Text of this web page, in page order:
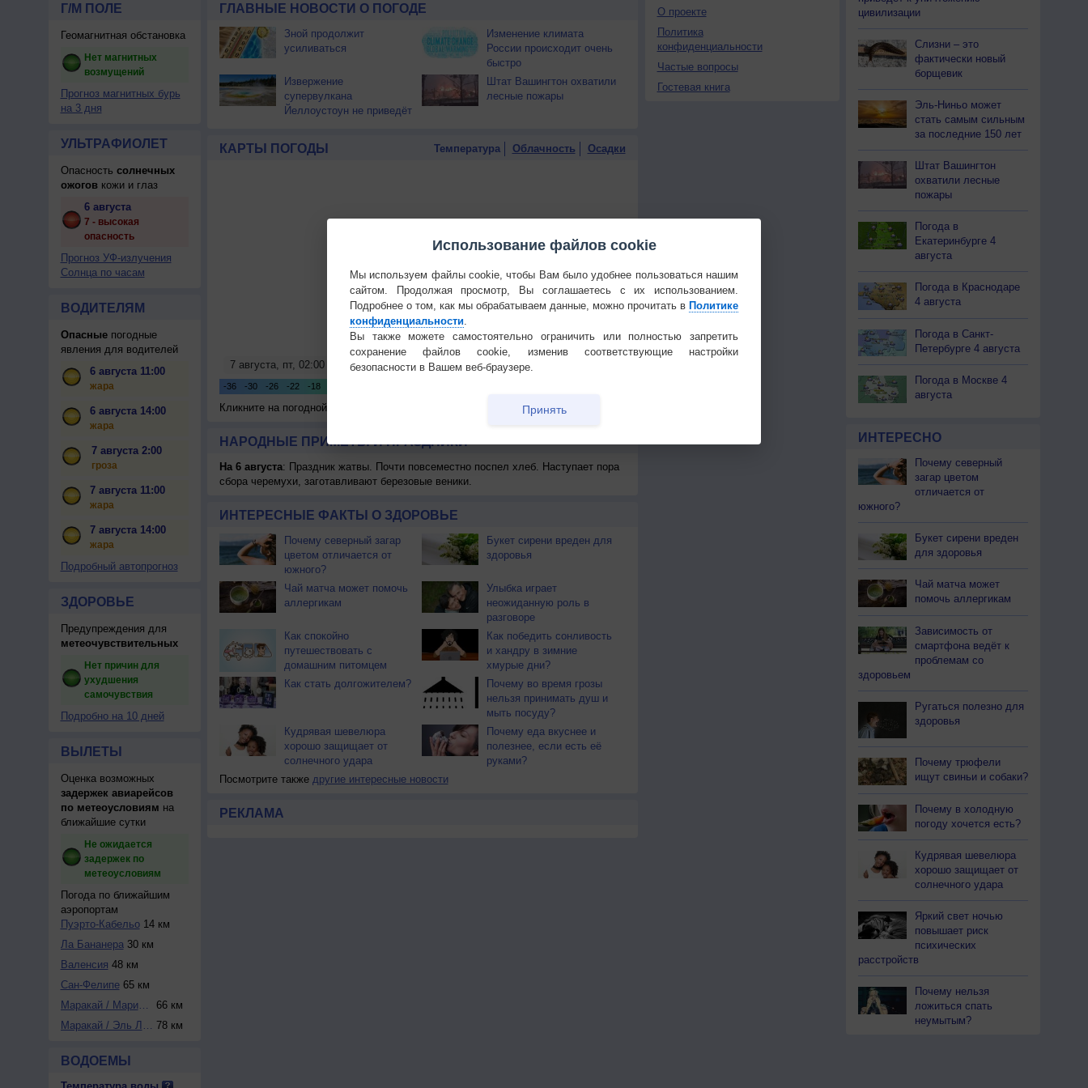
Г/М ПОЛЕ
Геомагнитная обстановка
Нет магнитных
возмущений
Прогноз магнитных бурь
на 3 дня
УЛЬТРАФИОЛЕТ
Опасность солнечных
ожоговкожи и глаз
6 августа
7 - высокая
опасность
Прогноз УФ-излучения
Солнца по часам
ВОДИТЕЛЯМ
Опасныепогодные
явления для водителей
6 августа 11:00
жара
6 августа 14:00
жара
7 августа 2:00
гроза
7 августа 11:00
жара
7 августа 14:00
жара
Подробный автопрогноз
ЗДОРОВЬЕ
Предупреждения для
метеочувствительных
Нет причин для
ухудшения
самочувствия
Подробно на 10 дней
ВЫЛЕТЫ
Оценка возможных
задержек авиарейсов
по метеоусловиям на
ближайшие сутки
Не ожидается
задержек по
метеоусловиям
Погода по ближайшим
аэропортам
Пуэрто-Кабельо14 км
Ла Бананера30 км
Валенсия 48 км
Сан-Фелипе65 км
Маракай / Мариска...
66 км
Маракай / Эль Либ... 78 км
ВОДОЕМЫ
ГЛАВНЫЕ НОВОСТИ О ПОГОДЕ
Зной продолжит
усиливаться
Изменение климата
России происходит очень
быстро
Извержение
супервулкана
Йеллоустоун не приведёт
Штат Вашингтон охватили
лесные пожары
КАРТЫ ПОГОДЫ Температура Облачность Осадки
Кликните на погодной карте для получения подробных данных
НАРОДНЫЕ ПРИМЕТЫ И ПРАЗДНИКИ
На 6 августа: Праздник жатвы. Почти повсеместно поспел хлеб. Наступает пора
сбора черемухи, заготавливают березовые веники.
ИНТЕРЕСНЫЕ ФАКТЫ О ЗДОРОВЬЕ
Почему северный загар
цветом отличается от
южного?
Букет сирени вреден для
здоровья
Чай матча может помочь
аллергикам
Улыбка играет
неожиданную роль в
разговоре
Как спокойно
путешествовать с
домашним питомцем
Как победить сонливость
и хандру в зимние
хмурые дни?
Как стать долгожителем?
Почему во время грозы
нельзя принимать душ и
мыть посуду?
Кудрявая шевелюра
хорошо защищает от
солнечного удара
Почему еда вкуснее и
полезнее, если есть её
руками?
Посмотрите также другие интересные новости
РЕКЛАМА
О проекте
Политика
конфиденциальности
Частые вопросы
Гостевая книга
цивилизации
Слизни – это
фактически новый
борщевик
Эль-Ниньо может
стать самым сильным
за последние 150 лет
Штат Вашингтон
охватили лесные
пожары
Погода в
Екатеринбурге 4
августа
Погода в Краснодаре
4 августа
Погода в Санкт-
Петербурге 4 августа
Погода в Москве 4
августа
ИНТЕРЕСНО
Почему северный
загар цветом
отличается от
южного?
Букет сирени вреден
для здоровья
Чай матча может
помочь аллергикам
Зависимость от
смартфона ведёт к
проблемам со
здоровьем
Ругаться полезно для
здоровья
Почему трюфели
ищут свиньи и собаки?
Почему в холодную
погоду хочется есть?
Кудрявая шевелюра
хорошо защищает от
солнечного удара
Яркий свет ночью
повышает риск
психических
расстройств
Почему нельзя
ложиться спать
неумытым?
Использование файлов cookie
Мы используем файлы cookie, чтобы Вам было удобнее пользоваться нашим
сайтом. Продолжая просмотр, Вы соглашаетесь с их использованием.
Подробнее о том, как мы обрабатываем данные, можно прочитать в Политике
конфиденциальности.
Вы также можете самостоятельно ограничить или полностью запретить
сохранение файлов cookie, изменив соответствующие настройки
безопасности в Вашем веб-браузере.
Принять